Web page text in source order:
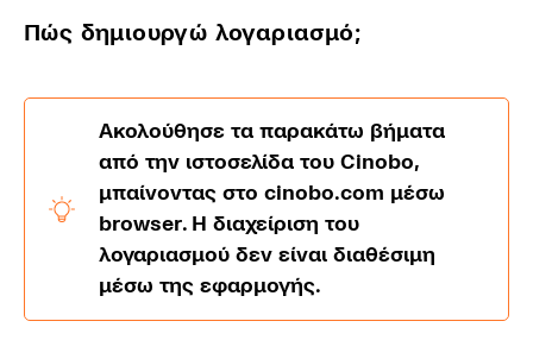
Πώς δημιουργώ λογαριασμό;
Ακολούθησε τα παρακάτω βήματα
από την ιστοσελίδα του Cinobo,
μπαίνοντας στο cinobo.com μέσω
browser. H διαχείριση του
λογαριασμού δεν είναι διαθέσιμη
μέσω της εφαρμογής.